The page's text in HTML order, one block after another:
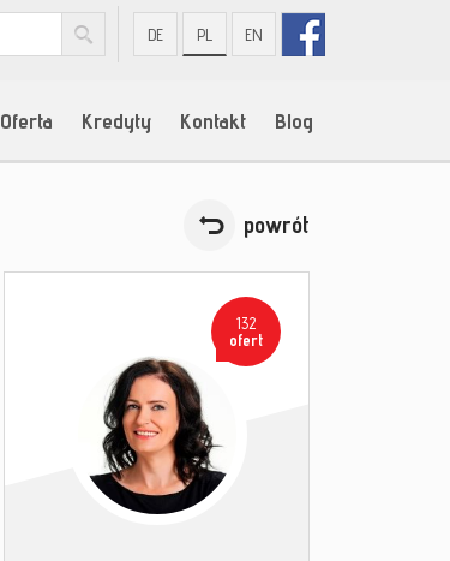
DE PL EN
Oferta Kredyty Kontakt Blog
powrót
132
ofert